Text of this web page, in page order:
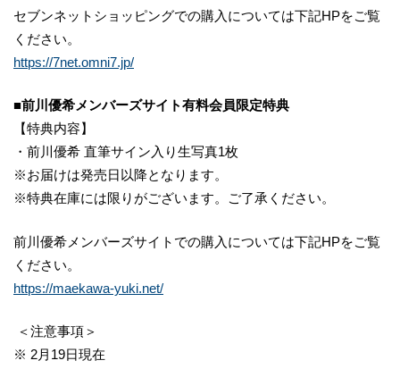
セブンネットショッピングでの購入については下記HPをご覧
ください。
https://7net.omni7.jp/
■前川優希メンバーズサイト有料会員限定特典
【特典内容】
・前川優希 直筆サイン入り生写真1枚
※お届けは発売日以降となります。
※特典在庫には限りがございます。ご了承ください。
前川優希メンバーズサイトでの購入については下記HPをご覧
ください。
https://maekawa-yuki.net/
＜注意事項＞
※ 2月19日現在